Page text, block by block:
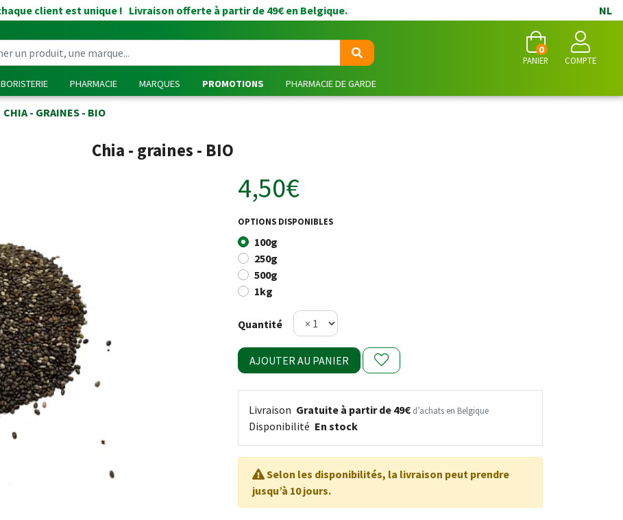
client est unique ! Livraison offerte à partir de 49€ en Belgique. NL
PANIER
0
COMPTE
PHARMACIE MARQUES PROMOTIONS PHARMACIE DE GARDE
CHIA - GRAINES - BIO
Chia - graines - BIO
4,50€
OPTIONS DISPONIBLES
100g
250g
500g
1kg
Quantité
AJOUTER AU PANIER
Livraison Gratuite à partir de 49€ d’achats en Belgique
Disponibilité En stock
Selon les disponibilités, la livraison peut prendre
jusqu’à 10 jours.